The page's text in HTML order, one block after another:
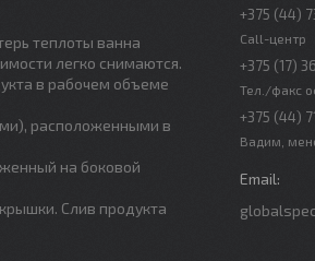
теплоты ванна
легко снимаются.
в рабочем объеме
расположенными в
на боковой
Слив продукта
+375 (44)
Call-центр
+375 (17)
Тел./факс
+375 (44)
Вадим,